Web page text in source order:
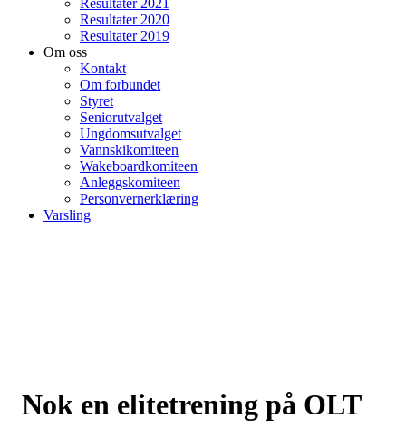
Resultater 2021
Resultater 2020
Resultater 2019
Om oss
Kontakt
Om forbundet
Styret
Seniorutvalget
Ungdomsutvalget
Vannskikomiteen
Wakeboardkomiteen
Anleggskomiteen
Personvernerklæring
Varsling
Nok en elitetrening på OLT